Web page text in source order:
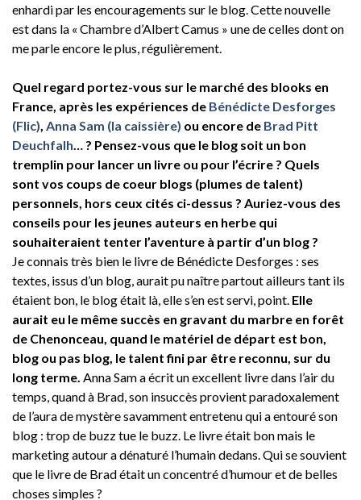
enhardi par les encouragements sur le blog. Cette nouvelle
est dans la « Chambre d’Albert Camus » une de celles dont on
me parle encore le plus, régulièrement.
Quel regard portez-vous sur le marché des blooks en
France, après les expériences de Bénédicte Desforges
(Flic) Anna Sam (la caissière) ou encore de Brad Pitt
Deuchfalh … ? Pensez-vous que le blog soit un bon
tremplin pour lancer un livre ou pour l’écrire ? Quels
sont vos coups de coeur blogs (plumes de talent)
personnels, hors ceux cités ci-dessus ? Auriez-vous des
conseils pour les jeunes auteurs en herbe qui
souhaiteraient tenter l’aventure à partir d’un blog ?
Je connais très bien le livre de Bénédicte Desforges : ses
textes, issus d’un blog, aurait pu naître partout ailleurs tant ils
étaient bon, le blog était là, elle s’en est servi, point. Elle
aurait eu le même succès en gravant du marbre en forêt
de Chenonceau, quand le matériel de départ est bon,
blog ou pas blog, le talent fini par être reconnu, sur du
long terme. Anna Sam a écrit un excellent livre dans l’air du
temps, quand à Brad, son insuccès provient paradoxalement
de l’aura de mystère savamment entretenu qui a entouré son
blog : trop de buzz tue le buzz. Le livre était bon mais le
marketing autour a dénaturé l’humain dedans. Qui se souvient
que le livre de Brad était un concentré d’humour et de belles
choses simples ?